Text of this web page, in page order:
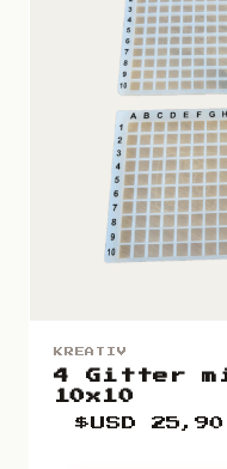
KREATIV
4 Gitter
10x10
$USD25,90